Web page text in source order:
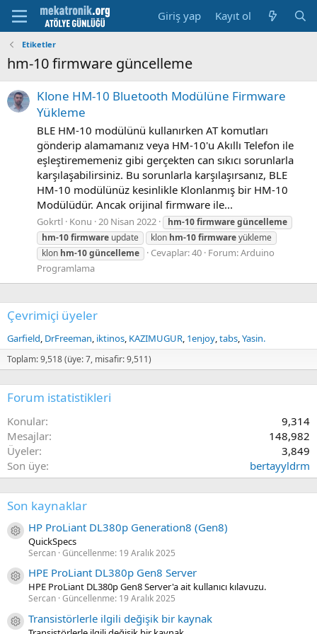
Giriş yap Kayıt ol
Etiketler
hm-10 firmware güncelleme
Klone HM-10 Bluetooth Modülüne Firmware
Yükleme
BLE HM-10 modülünü kullanırken AT komutları
gönderip alamamanız veya HM-10'u Akıllı Telefon ile
eşleştirememeniz gibi gerçekten can sıkıcı sorunlarla
karşılaşabilirsiniz. Bu sorunlarla karşılaşırsanız, BLE
HM-10 modülünüz kesinlikle Klonlanmış bir HM-10
Modülüdür. Ancak orijinal firmware ile...
Gokrtl Konu 20 Nisan 2022 hm-10firmwaregüncelleme
hm-10firmware update klon hm-10firmwareyükleme
klon hm-10güncelleme Cevaplar: 40 Forum:Arduino
Programlama
Çevrimiçi üyeler
Garfield DrFreeman iktinos KAZIMUGUR 1enjoy tabs Yasin.
Toplam: 9,518 (üye: 7, misafir: 9,511)
Forum istatistikleri
Konular
9,314
Mesajlar
148,982
Üyeler
3,849
Son üye
bertayyldrm
Son kaynaklar
Kaynak ikon/amblem
HP ProLiant DL380p Generation8 (Gen8)
QuickSpecs
Sercan Güncellenme: 19 Aralık 2025
Kaynak ikon/amblem
HPE ProLiant DL380p Gen8 Server
HPE ProLiant DL380p Gen8 Server'a ait kullanıcı kılavuzu.
Sercan Güncellenme: 19 Aralık 2025
Kaynak ikon/amblem
Transistörlerle ilgili değişik bir kaynak